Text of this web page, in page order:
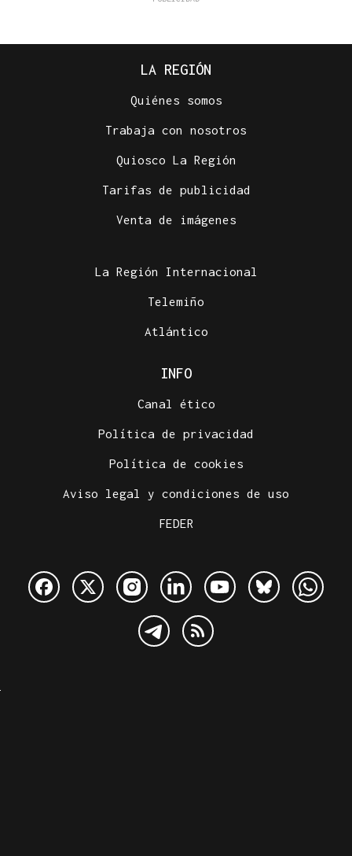
LA REGIÓN
Quiénes somos
Trabaja con nosotros
Quiosco La Región
Tarifas de publicidad
Venta de imágenes
La Región Internacional
Telemiño
Atlántico
INFO
Canal ético
Política de privacidad
Política de cookies
Aviso legal y condiciones de uso
FEDER